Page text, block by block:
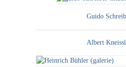
Guido
Albert